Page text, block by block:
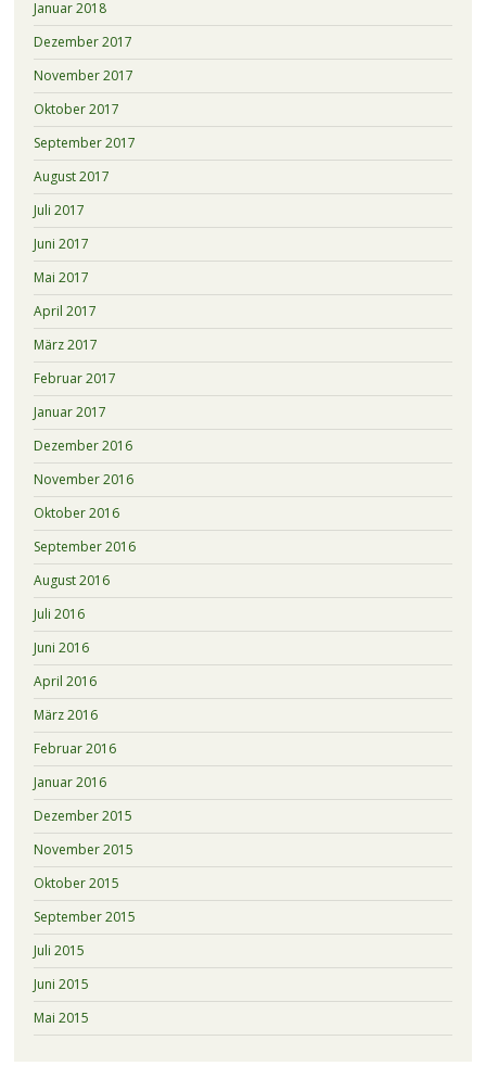
Januar 2018
Dezember 2017
November 2017
Oktober 2017
September 2017
August 2017
Juli 2017
Juni 2017
Mai 2017
April 2017
März 2017
Februar 2017
Januar 2017
Dezember 2016
November 2016
Oktober 2016
September 2016
August 2016
Juli 2016
Juni 2016
April 2016
März 2016
Februar 2016
Januar 2016
Dezember 2015
November 2015
Oktober 2015
September 2015
Juli 2015
Juni 2015
Mai 2015